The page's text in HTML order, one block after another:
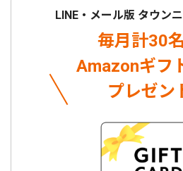
LINE・メール版 タウン
毎月計30
Amazonギフ
プレゼン